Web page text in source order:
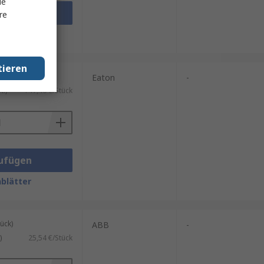
147,46 €/Stück
Eaton -
25,54 €/Stück
ABB -